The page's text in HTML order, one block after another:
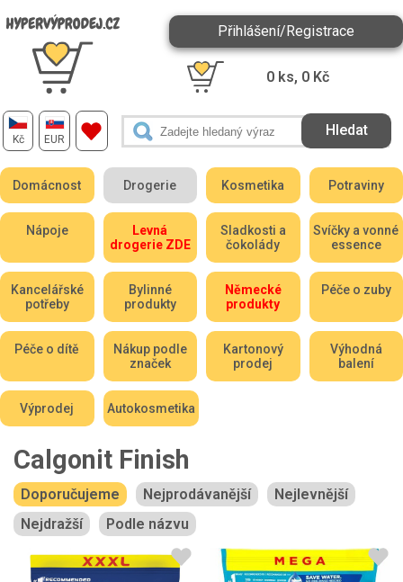
Kč EUR
Přihlášení/Registrace
0 ks, 0 Kč
Domácnost Drogerie Kosmetika Potraviny
Nápoje
Levná
drogerie ZDE
Sladkosti a
čokolády
Svíčky a vonné
essence
Kancelářské
potřeby
Bylinné
produkty
Německé
produkty
Péče o zuby
Péče o dítě
Nákup podle
značek
Kartonový
prodej
Výhodná
balení
Výprodej Autokosmetika
Calgonit Finish
Doporučujeme Nejprodávanější
Nejlevnější
Nejdražší
Podle názvu